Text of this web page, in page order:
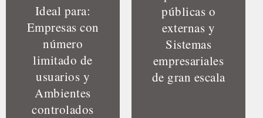
Ideal para:
Empresas con
número
limitado de
usuarios y
Ambientes
controlados
públicas o
externas y
Sistemas
empresariales
de gran escala